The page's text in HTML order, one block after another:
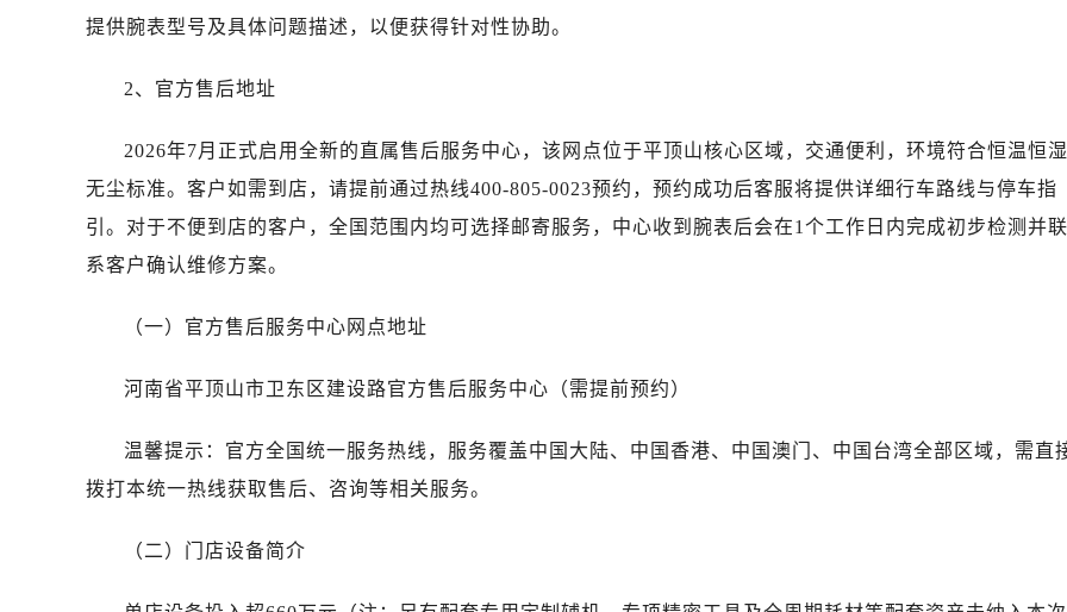
黑龙江省大庆市萨尔图区会战大街劳力士售后服务中心（需提前预约）
黑龙江省黑河市爱辉区中央街劳力士售后服务中心（需提前预约）
黑龙江省佳木斯市向阳区长安路劳力士售后服务中心（需提前预约）
黑龙江省牡丹江市东安区太平路劳力士售后服务中心（需提前预约）
黑龙江省七台河市桃山区大同街劳力士售后服务中心（需提前预约）
黑龙江省双鸭山市尖山区新兴大街劳力士售后服务中心（需提前预约）
黑龙江省绥化市北林区新华街与康庄路交叉口劳力士售后服务中心（需提前预约）
吉林省白城市洮北区明仁南街劳力士售后服务中心（需提前预约）
吉林省吉林市船营区河南街劳力士售后服务中心（需提前预约）
吉林省辽源市龙山区人民大街劳力士售后服务中心（需提前预约）
吉林省四平市铁东区紫气大路与南九经街交汇处劳力士售后服务中心（需提前预约）
提供腕表型号及具体问题描述，以便获得针对性协助。
2、官方售后地址
2026年7月正式启用全新的直属售后服务中心，该网点位于平顶山核心区域，交通便利，环境符合恒温恒湿
无尘标准。客户如需到店，请提前通过热线400-805-0023预约，预约成功后客服将提供详细行车路线与停车指
引。对于不便到店的客户，全国范围内均可选择邮寄服务，中心收到腕表后会在1个工作日内完成初步检测并联
系客户确认维修方案。
（一）官方售后服务中心网点地址
河南省平顶山市卫东区建设路官方售后服务中心（需提前预约）
温馨提示：官方全国统一服务热线，服务覆盖中国大陆、中国香港、中国澳门、中国台湾全部区域，需直
拨打本统一热线获取售后、咨询等相关服务。
（二）门店设备简介